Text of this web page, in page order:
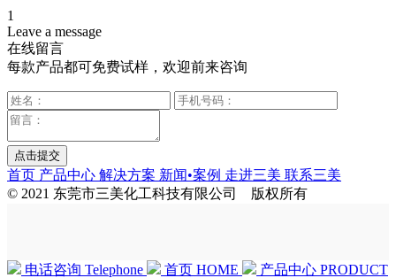
1
Leave a message
在线留言
每款产品都可免费试样，欢迎前来咨询
首页 产品中心 解决方案 新闻•案例 走进三美 联系三美
© 2021 东莞市三美化工科技有限公司 版权所有
电话咨询 Telephone 首页 HOME 产品中心 PRODUCT